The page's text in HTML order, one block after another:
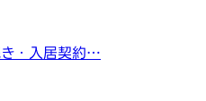
き・入居契約…